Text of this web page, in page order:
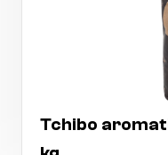
Tchibo